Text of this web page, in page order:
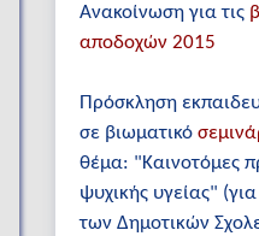
Ανακοίνωση για τις
αποδοχών 2015
Πρόσκληση
σε βιωματικό
θέμα: "Καινοτόμες
ψυχικής υγείας"
των Δημοτικών